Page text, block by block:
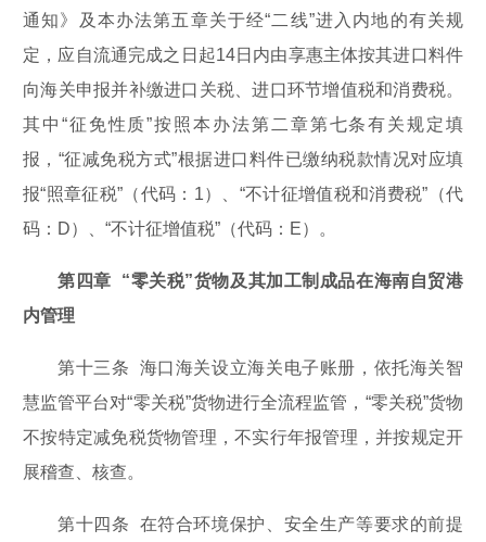
通知》及本办法第五章关于经“二线”进入内地的有关规
定，应自流通完成之日起14日内由享惠主体按其进口料件
向海关申报并补缴进口关税、进口环节增值税和消费税。
其中“征免性质”按照本办法第二章第七条有关规定填
报，“征减免税方式”根据进口料件已缴纳税款情况对应填
报“照章征税”（代码：1）、“不计征增值税和消费税”（代
码：D）、“不计征增值税”（代码：E）。
第四章 “零关税”货物及其加工制成品在海南自贸港
内管理
第十三条 海口海关设立海关电子账册，依托海关智
慧监管平台对“零关税”货物进行全流程监管，“零关税”货物
不按特定减免税货物管理，不实行年报管理，并按规定开
展稽查、核查。
第十四条 在符合环境保护、安全生产等要求的前提